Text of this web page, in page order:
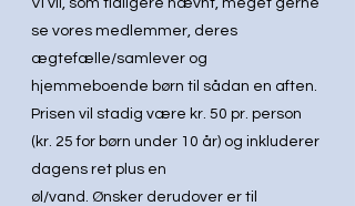
Vi vil, som tidligere nævnt, meget gerne
se vores medlemmer, deres
ægtefælle/samlever og
hjemmeboende børn til sådan en aften.
Prisen vil stadig være kr. 50 pr. person
(kr. 25 for børn under 10 år) og inkluderer
dagens ret plus en
øl/vand. Ønsker derudover er til